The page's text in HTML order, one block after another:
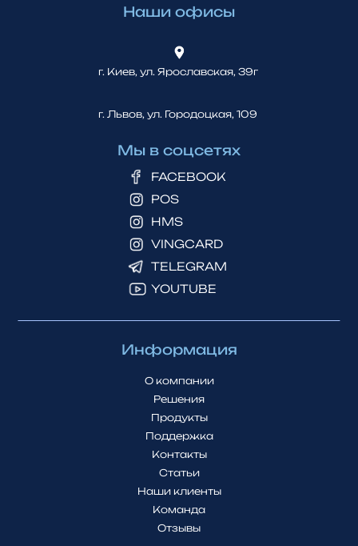
Наши офисы
г. Киев, ул. Ярославская, 39г
г. Львов, ул. Городоцкая, 109
Мы в соцсетях
FACEBOOK
POS
HMS
VINGCARD
TELEGRAM
YOUTUBE
Информация
О компании
Решения
Продукты
Поддержка
Контакты
Статьи
Наши клиенты
Команда
Отзывы